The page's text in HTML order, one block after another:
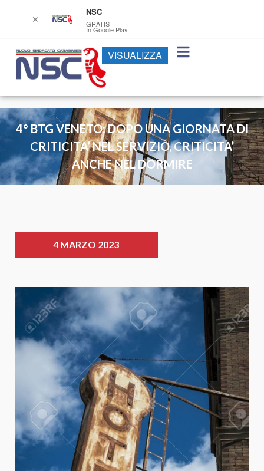
4° BTG VENETO: DOPO UNA GIORNATA DI
CRITICITA’ NEL SERVIZIO, CRITICITA’
ANCHE NEL DORMIRE
4 MARZO 2023
✕
NSC
GRATIS
In Google Play
VISUALIZZA